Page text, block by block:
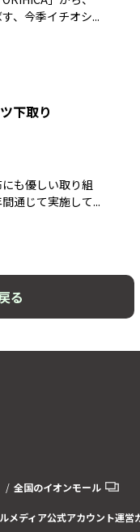
、今季イチオシ...
下取り
も優しい取り組
通じて実施して...
る
全国のイオンモール
メディア公式アカウント運営